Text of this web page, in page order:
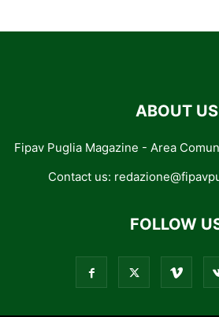
ABOUT US
Fipav Puglia Magazine - Area
Contact us:
FOLLOW